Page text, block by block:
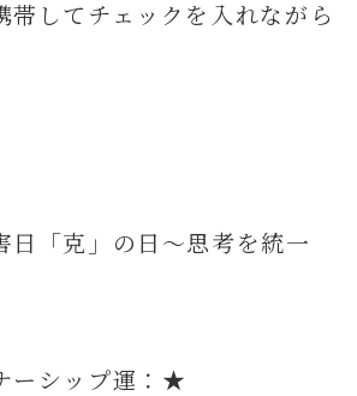
帯してチェックを入れながら
「克」の日～思考を統一
ーシップ運：★